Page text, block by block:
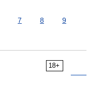
7 8
9
18+